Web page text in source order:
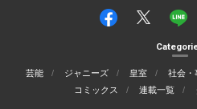
芸能 ジャニーズ 皇室 社会・
コミックス
連載一覧